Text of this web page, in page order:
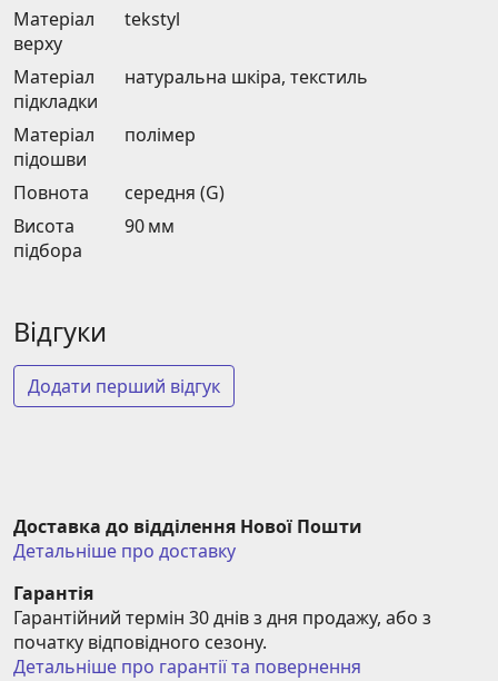
Матеріал
верху
tekstyl
Матеріал
підкладки
натуральна шкіра, текстиль
Матеріал
підошви
полімер
Повнота
середня (G)
Висота
підбора
90 мм
Відгуки
Додати перший відгук
Доставка до відділення Нової Пошти
Детальніше про доставку
Гарантія
Гарантійний термін 30 днів з дня продажу, або з
початку відповідного сезону.
Детальніше про гарантії та повернення